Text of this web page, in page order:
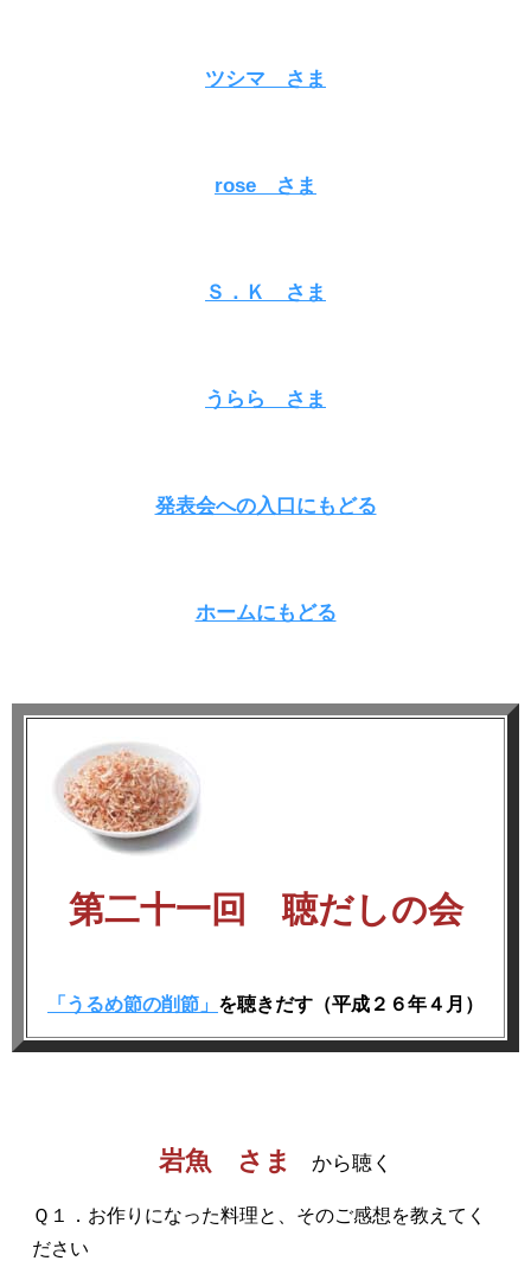
ツシマ さま
rose さま
Ｓ．Ｋ さま
うらら さま
発表会への入口にもどる
ホームにもどる
第二十一回 聴だしの会
「うるめ節の削節」 を聴きだす（平成２６年４月）
岩魚 さま から聴く
Ｑ１．お作りになった料理と、そのご感想を教えてく
ださい